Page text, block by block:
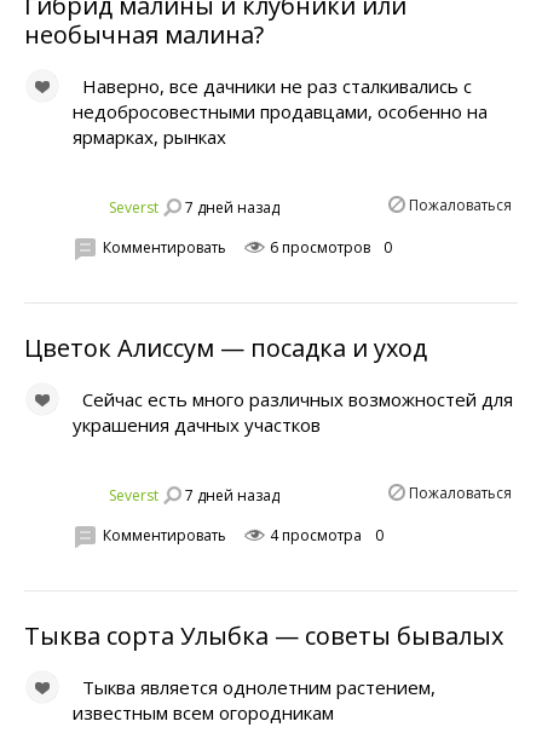
необычная малина?
Наверно, все дачники не раз сталкивались с
недобросовестными продавцами, особенно на
ярмарках, рынках
Severst 7 дней назад Пожаловаться
Комментировать 6 просмотров 0
Цветок Алиссум — посадка и уход
Сейчас есть много различных возможностей для
украшения дачных участков
Severst 7 дней назад Пожаловаться
Комментировать 4 просмотра 0
Тыква сорта Улыбка — советы бывалых
Тыква является однолетним растением,
известным всем огородникам